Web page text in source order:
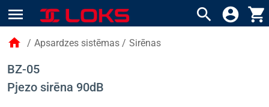
menu search account_circle shopping_cart
home / Apsardzes sistēmas / Sirēnas
BZ-05
Pjezo sirēna 90dB